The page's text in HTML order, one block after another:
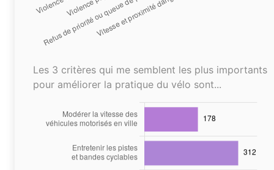
Les 3 critères qui me semblent les plus importants
pour améliorer la pratique du vélo sont...